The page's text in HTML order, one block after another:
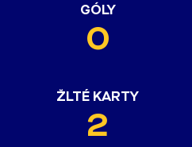
GÓLY
0
ŽLTÉ KARTY
2